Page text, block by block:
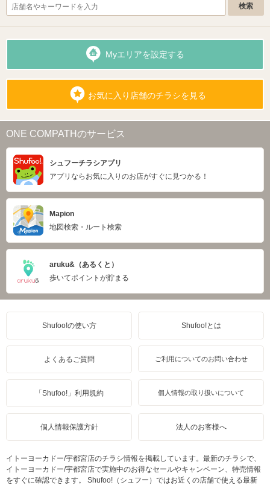
Myエリアを設定する
お気に入り店舗のチラシを見る
ONE COMPATHのサービス
シュフーチラシアプリ
アプリならお気に入りのお店がすぐに見つかる！
Mapion
地図検索・ルート検索
aruku&（あるくと）
歩いてポイントが貯まる
Shufoo!の使い方 Shufoo!とは
よくあるご質問 ご利用についてのお問い合わせ
「Shufoo!」利用規約 個人情報の取り扱いについて
個人情報保護方針 法人のお客様へ
イトーヨーカドー/宇都宮店のチラシ情報を掲載しています。最新のチラシで、
イトーヨーカドー/宇都宮店で実施中のお得なセールやキャンペーン、特売情報
をすぐに確認できます。 Shufoo!（シュフー）ではお近くの店舗で使える最新